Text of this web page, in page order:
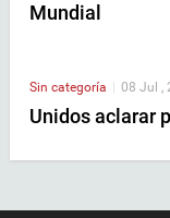
Mundial
Sin categoría | 08 Jul ,
Unidos aclarar